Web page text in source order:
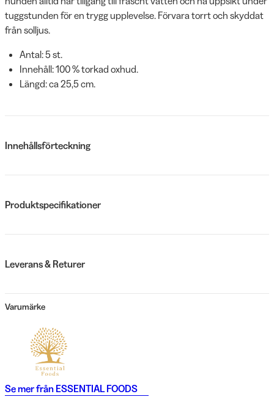
tuggstunden för en trygg upplevelse. Förvara torrt och skyddat
från solljus.
Antal: 5 st.
Innehåll: 100 % torkad oxhud.
Längd: ca 25,5 cm.
Innehållsförteckning
Produktspecifikationer
Leverans & Returer
Varumärke
Se mer från ESSENTIAL FOODS